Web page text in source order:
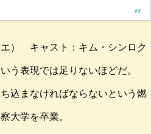
） キャスト：キム・シンロク
う表現では足りないほどだ。
込まなければならないという燃
大学を卒業。